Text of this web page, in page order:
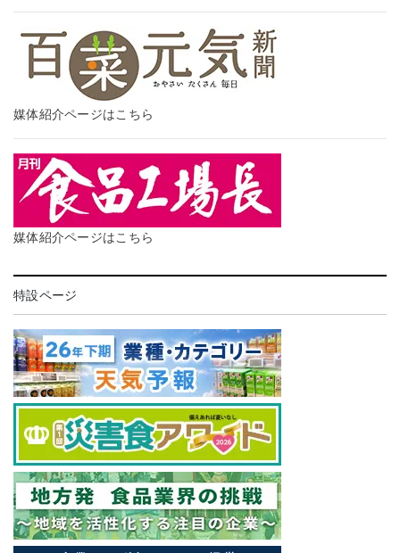
媒体紹介ページはこちら
媒体紹介ページはこちら
特設ページ